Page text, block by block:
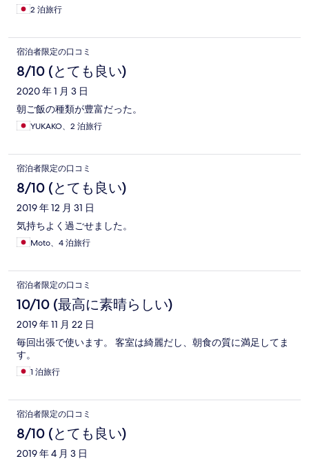
2 泊旅行
宿泊者限定の口コミ
8/10 (とても良い)
2020 年 1 月 3 日
朝ご飯の種類が豊富だった。
YUKAKO、2 泊旅行
宿泊者限定の口コミ
8/10 (とても良い)
2019 年 12 月 31 日
気持ちよく過ごせました。
Moto、4 泊旅行
宿泊者限定の口コミ
10/10 (最高に素晴らしい)
2019 年 11 月 22 日
毎回出張で使います。 客室は綺麗だし、朝食の質に満足してま
す。
1 泊旅行
宿泊者限定の口コミ
8/10 (とても良い)
2019 年 4 月 3 日